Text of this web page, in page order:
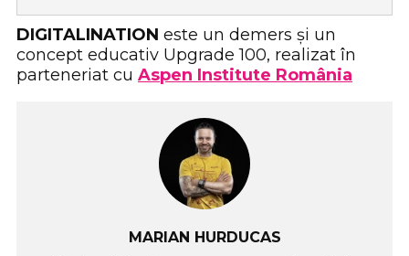
DIGITALINATION este un demers și un
concept educativ Upgrade 100, realizat în
parteneriat cu Aspen Institute România
MARIAN HURDUCAS